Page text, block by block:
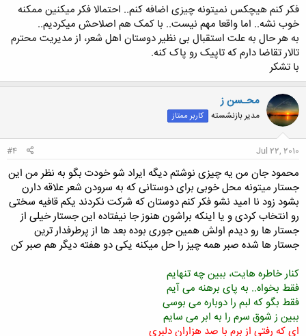
فکر کنم هیچکس نمیتونه چیزی اضافه کنم.. احتمالا فکر میکنین ممکنه
خوب نشه.. اما واقعا مهم نیست.. با کمک هم اصلاحش میکردیم..
به هر حال به علت استقبال بی نظیر دوستان اهل شعر، از مدیریت محترم
تالار تقاضا دارم که تاپیک رو پاک کنه.
با تشکر
محـسن ز
مدیر بازنشسته کاربر ممتاز
Jul 22, 2010
#4
محمود جان من یه چیزی نوشتم دیگه ایراد شو خودت بگو به نظر من این
جستار میتونه محل خوبی برای دوستانی که به سرودن شعر علاقه دارن
بشود زود نا امید نشو فکر کنم دوستان که شرکت نکردند یکم قافیه سختی
رو انتخاب کردی و یا اینکه براشون هنوز جا نیفتاده این جستار خیلی از
جستار ها رو دیدم اولش همین جوری بوده بعد ها از پرطرفدار ترین
جستار ها شده صبر همه چیز را حل میکنه یکی دو هفته دیگر هم صبر کن
کنار خاطره هایت، ببین چه تنهایم
فقط بخواه.. به پای برهنه می آیم
فقط بگو که لبم را دوباره می بوسی
ببین ز شوق سرم را به ابر می سایم
ای که رفتی از برم با صد هزاران دلبری